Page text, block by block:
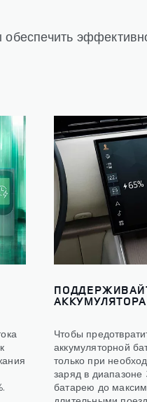
АККУМУЛЯТОРА
Чтобы
аккумуляторной
только при
заряд в диапазоне
батарею до